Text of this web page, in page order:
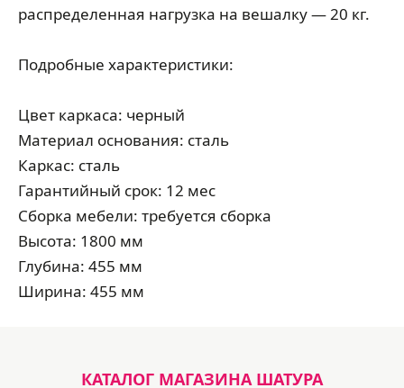
распределенная нагрузка на вешалку — 20 кг.
Подробные характеристики:
Цвет каркаса: черный
Материал основания: сталь
Каркас: сталь
Гарантийный срок: 12 мес
Сборка мебели: требуется сборка
Высота: 1800 мм
Глубина: 455 мм
Ширина: 455 мм
КАТАЛОГ МАГАЗИНА ШАТУРА